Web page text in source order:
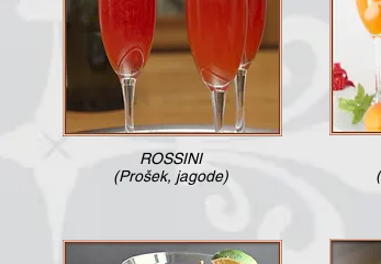
ROSSINI
(Prošek, jagode)